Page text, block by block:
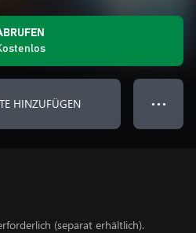
HINZUFÜGEN ● ● ●
(separat erhältlich).